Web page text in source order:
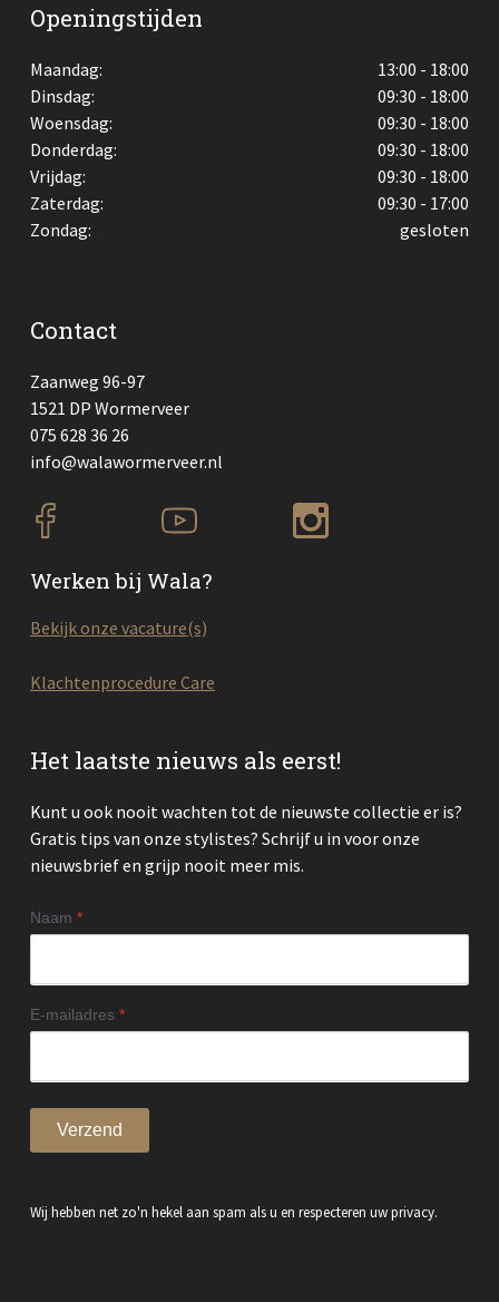
Openingstijden
Maandag:
13:00 - 18:00
Dinsdag:
09:30 - 18:00
Woensdag:
09:30 - 18:00
Donderdag:
09:30 - 18:00
Vrijdag:
09:30 - 18:00
Zaterdag:
09:30 - 17:00
Zondag:
gesloten
Contact
Zaanweg 96-97
1521 DP Wormerveer
075 628 36 26
info@walawormerveer.nl
Werken bij Wala?
Bekijk onze vacature(s)
Klachtenprocedure Care
Het laatste nieuws als eerst!
Kunt u ook nooit wachten tot de nieuwste collectie er is?
Gratis tips van onze stylistes? Schrijf u in voor onze
nieuwsbrief en grijp nooit meer mis.
Naam*
E-mailadres*
Verzend
Wij hebben net zo'n hekel aan spam als u en respecteren uw privacy.